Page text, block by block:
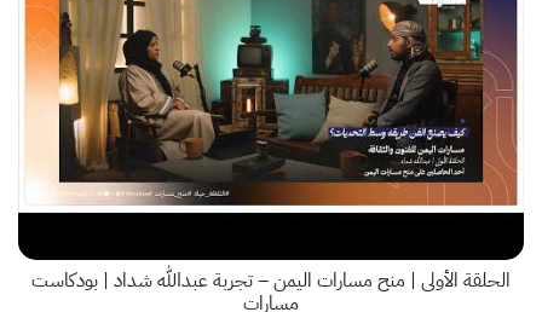
الحلقة الأولى | منح مسارات اليمن – تجربة عبدالله شداد | بودكاست
مسارات